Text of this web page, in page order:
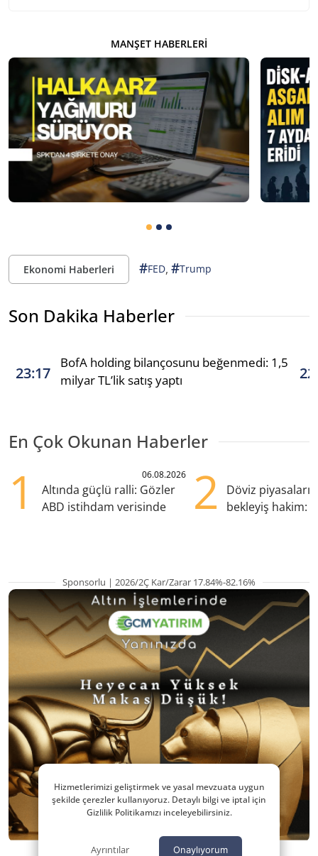
MANŞET HABERLERI
Ekonomi Haberleri #FED, #Trump
Son Dakika Haberler
23:17
BofA holding bilançosunu beğenmedi: 1,5
milyar TL’lik satış yaptı
En Çok Okunan Haberler
1 06.08.2026
Altında güçlü ralli: Gözler
ABD istihdam verisinde
2
Döviz
bekleyiş hakim:
Sponsorlu | 2026/2Ç Kar/Zarar 17.84%-82.16%
Hizmetlerimizi geliştirmek ve yasal mevzuata uygun
şekilde çerezler kullanıyoruz. Detaylı bilgi ve iptal için
Gizlilik Politikamızı inceleyebilirsiniz.
Ayrıntılar Onaylıyorum